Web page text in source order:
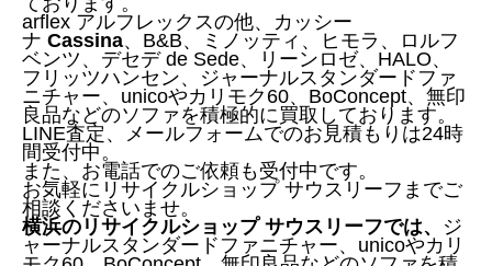
arflex アルフレックスの他、カッシー
ナ Cassina、B&B、ミノッティ、ヒモラ、ロルフ
ベンツ、デセデ de Sede、リーンロゼ、HALO、
フリッツハンセン、ジャーナルスタンダードファ
ニチャー、unicoやカリモク60、BoConcept、無印
良品などのソファを積極的に買取しております。
LINE査定、メールフォームでのお見積もりは24時
間受付中。
また、お電話でのご依頼も受付中です。
お気軽にリサイクルショップ サウスリーフまでご
相談くださいませ。
横浜のリサイクルショップ サウスリーフでは、 ジ
ャーナルスタンダードファニチャー、unicoやカリ